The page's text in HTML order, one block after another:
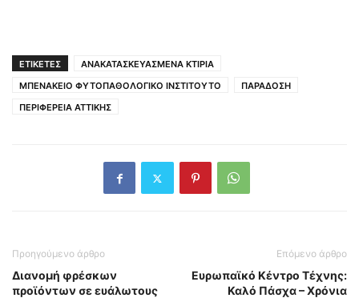
ΕΤΙΚΕΤΕΣ
ΑΝΑΚΑΤΑΣΚΕΥΑΣΜΕΝΑ ΚΤΙΡΙΑ
ΜΠΕΝΑΚΕΙΟ ΦΥΤΟΠΑΘΟΛΟΓΙΚΟ ΙΝΣΤΙΤΟΥΤΟ
ΠΑΡΑΔΟΣΗ
ΠΕΡΙΦΕΡΕΙΑ ΑΤΤΙΚΗΣ
Προηγούμενο άρθρο
Διανομή φρέσκων
προϊόντων σε ευάλωτους
Επόμενο άρθρο
Ευρωπαϊκό Κέντρο Τέχνης:
Καλό Πάσχα – Χρόνια